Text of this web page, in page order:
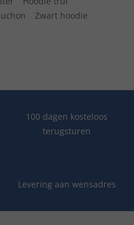
Zwart hoodie
100 dagen kosteloos
terugsturen
Levering aan wensadres